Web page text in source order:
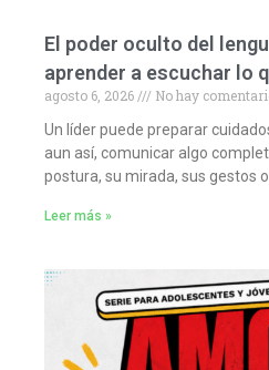
El poder oculto del
aprender a escuchar lo
agosto 6, 2026
No hay
Un líder puede preparar
aun así, comunicar algo
postura, su mirada, sus gestos
Leer más »